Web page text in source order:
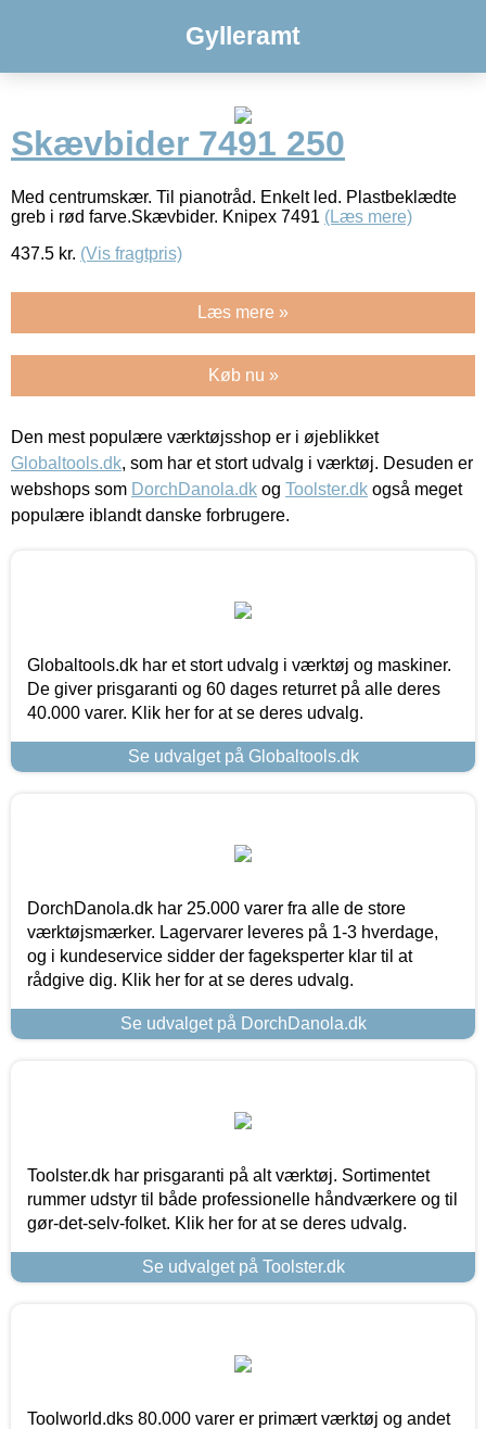
Gylleramt
Skævbider 7491 250
Med centrumskær. Til pianotråd. Enkelt led. Plastbeklædte
greb i rød farve.Skævbider. Knipex 7491 (Læs mere)
437.5 kr. (Vis fragtpris)
Læs mere »
Køb nu »
Den mest populære værktøjsshop er i øjeblikket
Globaltools.dk, som har et stort udvalg i værktøj. Desuden er
webshops som DorchDanola.dk og Toolster.dk også meget
populære iblandt danske forbrugere.
Globaltools.dk har et stort udvalg i værktøj og maskiner.
De giver prisgaranti og 60 dages returret på alle deres
40.000 varer. Klik her for at se deres udvalg.
Se udvalget på Globaltools.dk
DorchDanola.dk har 25.000 varer fra alle de store
værktøjsmærker. Lagervarer leveres på 1-3 hverdage,
og i kundeservice sidder der fageksperter klar til at
rådgive dig. Klik her for at se deres udvalg.
Se udvalget på DorchDanola.dk
Toolster.dk har prisgaranti på alt værktøj. Sortimentet
rummer udstyr til både professionelle håndværkere og til
gør-det-selv-folket. Klik her for at se deres udvalg.
Se udvalget på Toolster.dk
Toolworld.dks 80.000 varer er primært værktøj og andet